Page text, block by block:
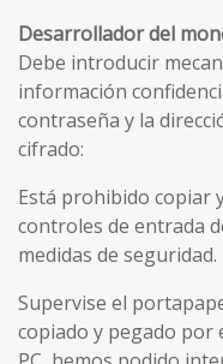
Desarrollador del
Debe introducir
información
contraseña y la
cifrado:
Está prohibido copiar
controles de entrada
medidas de seguridad.
Supervise el
copiado y pegado por